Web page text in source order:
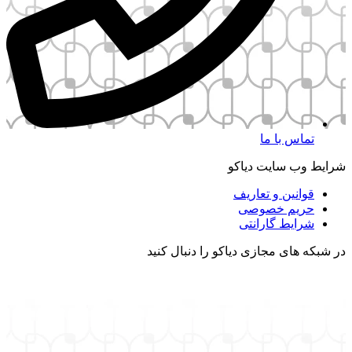
سایت دیاکو
و تعاریف
خصوصی
گارانتی
مجازی دیاکو را دنبال کنید